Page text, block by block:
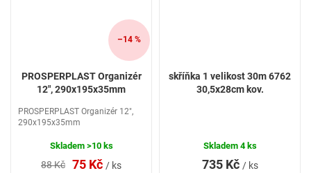
–14 %
PROSPERPLAST Organizér
12", 290x195x35mm
88 Kč 75 Kč / ks
PROSPERPLAST Organizér 12",
290x195x35mm
Skladem >10 ks
skříňka 1 velikost 30m 6762
30,5x28cm kov.
735 Kč / ks
Skladem 4 ks